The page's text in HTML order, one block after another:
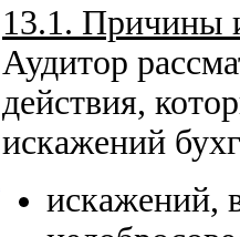
13.1. Причины
Аудитор
действия,
искажений
искажений,